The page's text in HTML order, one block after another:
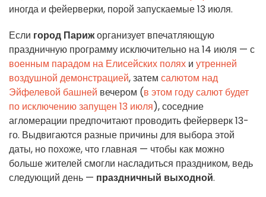
иногда и фейерверки, порой запускаемые 13 июля.
Если город Парижорганизует впечатляющую
праздничную программу исключительно на 14 июля — с
военным парадом на Елисейских полях и утренней
воздушной демонстрацией, затем салютом над
Эйфелевой башней вечером (в этом году салют будет
по исключению запущен 13 июля), соседние
агломерации предпочитают проводить фейерверк 13-
го. Выдвигаются разные причины для выбора этой
даты, но похоже, что главная — чтобы как можно
больше жителей смогли насладиться праздником, ведь
следующий день — праздничный выходной.